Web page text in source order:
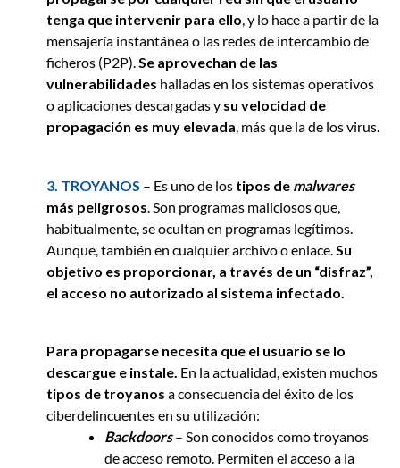
tenga que intervenir para ello, y lo hace a partir de la
mensajería instantánea o las redes de intercambio de
ficheros (P2P).Se aprovechan de las
vulnerabilidades halladas en los sistemas operativos
o aplicaciones descargadas y su velocidad de
propagación es muy elevada, más que la de los virus.
3. TROYANOS – Es uno de los tipos de malwares
más peligrosos . Son programas maliciosos que,
habitualmente, se ocultan en programas legítimos.
Aunque, también en cualquier archivo o enlace. Su
objetivo es proporcionar, a través de un “disfraz”,
el acceso no autorizado al sistema infectado.
Para propagarse necesita que el usuario se lo
descargue e instale. En la actualidad, existen muchos
tipos de troyanos a consecuencia del éxito de los
ciberdelincuentes en su utilización:
Backdoors– Son conocidos como troyanos
de acceso remoto. Permiten el acceso a la